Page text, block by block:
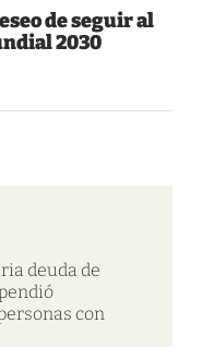
de seguir al
2030
deuda de
con